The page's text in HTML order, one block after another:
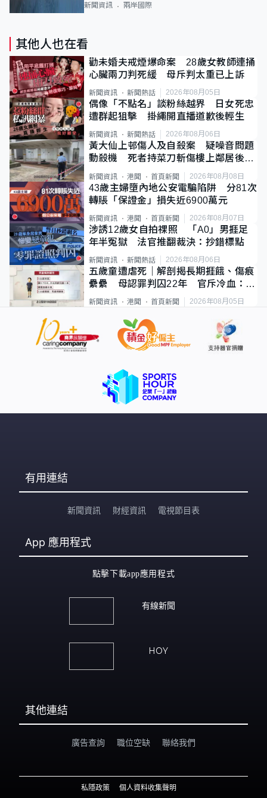
新聞資訊 兩岸國際
其他人也在看
勸未婚夫戒煙爆命案 28歲女教師連捅
心臟兩刀判死緩 母斥判太重已上訴
新聞資訊 新聞熱話 2026年08月05日
偶像「不點名」談粉絲越界 日女死忠
遭群起狙擊 掛繩開直播道歉後輕生
新聞資訊 新聞熱話 2026年08月06日
黃大仙上邨傷人及自殺案 疑噪音問題
動殺機 死者持菜刀斬傷樓上鄰居後墮
新聞資訊 港聞 首頁新聞 2026年08月08日
43歲主婦墮內地公安電騙陷阱 分81次
轉賬「保證金」損失近6900萬元
新聞資訊 港聞 首頁新聞 2026年08月07日
涉誘12歲女自拍祼照 「A0」男捱足
年半冤獄 法官推翻裁決：抄錯標點
新聞資訊 新聞熱話 2026年08月06日
五歲童遭虐死｜解剖揭長期捱餓、傷痕
纍纍 母認罪判囚22年 官斥冷血：同
類案最惡劣
新聞資訊 港聞 首頁新聞 2026年08月05日
有用連結
新聞資訊 財經資訊 電視節目表
App 應用程式
點擊下載app應用程式
有線新聞
HOY
其他連結
廣告查詢 職位空缺 聯絡我們
私隱政策 個人資料收集聲明